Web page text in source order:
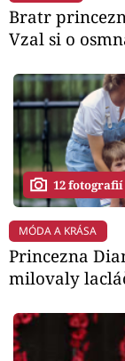
Bratr
Vzal si o
12 fotografií
MÓDA A KRÁSA
Princezna
milovaly